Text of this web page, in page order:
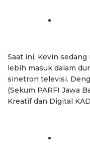
Saat ini, Kevin
lebih masuk dalam
sinetron televisi.
(Sekum PARFI Jawa
Kreatif dan Digital